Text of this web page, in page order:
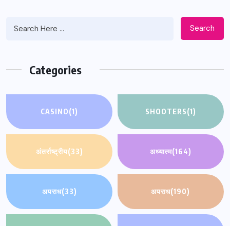
Search
Categories
CASINO(1) SHOOTERS(1)
अंतर्राष्ट्रीय(33) अध्यात्म(164)
अपराध(33) अपराध(190)